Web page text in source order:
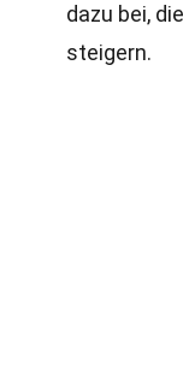
dazu bei,
steigern.